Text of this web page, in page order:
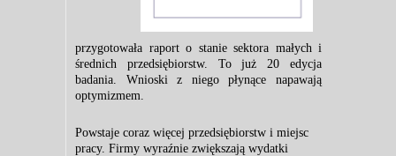
przygotowała raport o stanie sektora małych i
średnich przedsiębiorstw. To już 20 edycja
badania. Wnioski z niego płynące napawają
optymizmem.
Powstaje coraz więcej przedsiębiorstw i miejsc
pracy. Firmy wyraźnie zwiększają wydatki